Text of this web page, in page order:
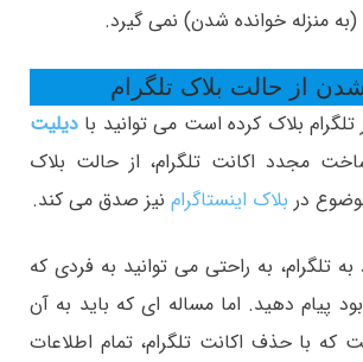
منزله خوانده شدن) نمی گیرد.
از حالت بلاک تلگرام
تلگرام بلاک کرده است می توانید با دیلیت
مجدد اکانت تلگرام، از حالت بلاک
در بلاک اینستاگرام نیز صدق می کند.
تلگرام، به راحتی می توانید به فردی که
پیام دهید. اما مساله ای که باید به آن
که با حذف اکانت تلگرام، تمام اطلاعات